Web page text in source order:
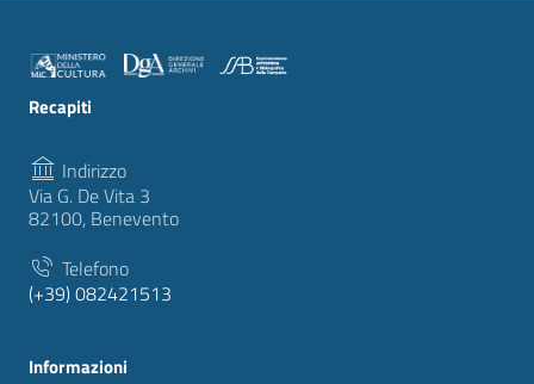
Recapiti
Indirizzo
Via G. De Vita 3
82100, Benevento
Telefono
(+39) 082421513
Informazioni